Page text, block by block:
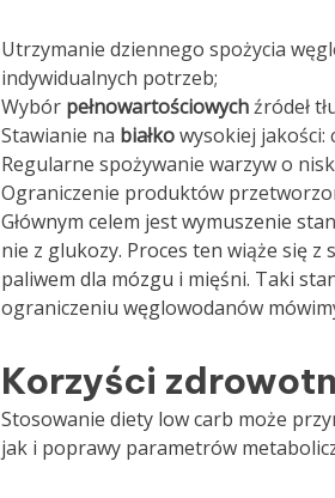
Utrzymanie dziennego spożycia
indywidualnych potrzeb;
Wybór pełnowartościowychźródeł
Stawianie na białkowysokiej jakości:
Regularne spożywanie warzyw o
Ograniczenie produktów
Głównym celem jest wymuszenie
nie z glukozy. Proces ten wiąże się z
paliwem dla mózgu i mięśni. Taki
ograniczeniu węglowodanów
Korzyści
Stosowanie diety low carb może
jak i poprawy parametrów